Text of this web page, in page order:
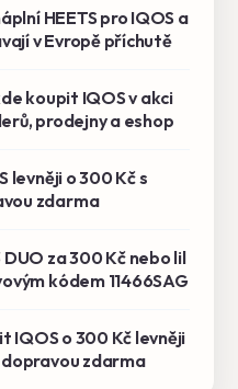
HEETS pro IQOS a
v Evropě příchutě
koupit IQOS v akci
prodejny a eshop
levněji o 300 Kč s
zdarma
za 300 Kč nebo lil
kódem 11466SAG
IQOS o 300 Kč levněji
zdarma